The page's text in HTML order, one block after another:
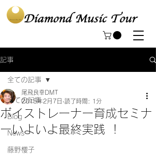
記事
全ての記事
Blog
News
藤野櫻子
全ての記事
ボイストレーナー育成セミナ
ーいよいよ最終実践 ！
尾飛良幸DMT
2015年2月7日 読了時間: 1分